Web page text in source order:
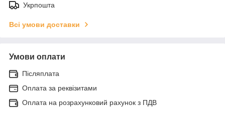
Укрпошта
Всі умови доставки
Умови оплати
Післяплата
Оплата за реквізитами
Оплата на розрахунковий рахунок з ПДВ